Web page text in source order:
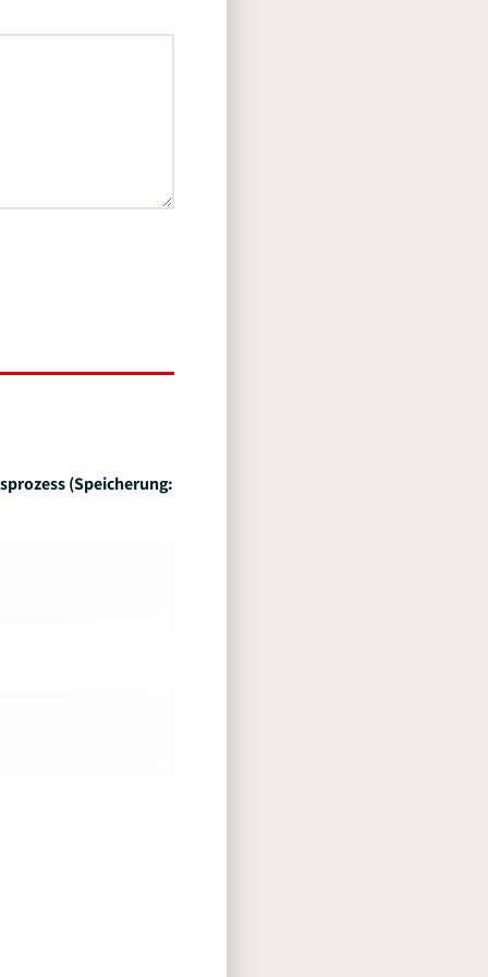
(Speicherung: